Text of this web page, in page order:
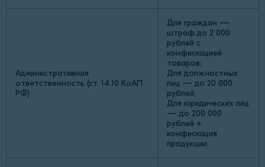
Административная
ответственность (ст. 14.10 КоАП
РФ)
Для граждан —
штраф до 2 000
рублей с
конфискацией
товаров;
Для должностных
лиц — до 20 000
рублей;
Для юридических лиц
— до 200 000
рублей +
конфискация
продукции.